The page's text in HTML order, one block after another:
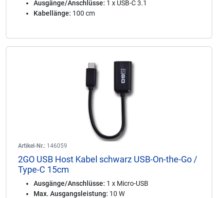
Ausgänge/Anschlüsse: 1 x USB-C 3.1
Kabellänge: 100 cm
Artikel-Nr.: 146059
2GO USB Host Kabel schwarz USB-On-the-Go /
Type-C 15cm
Ausgänge/Anschlüsse: 1 x Micro-USB
Max. Ausgangsleistung: 10 W